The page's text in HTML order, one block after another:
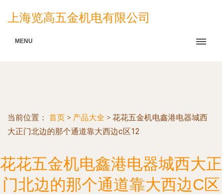
上海览高五金机电有限公司
MENU
当前位置： 首页 > 产品大全 > 花花五金机电鑫港电器城西
大正门北边的那个通道靠大西边c区12
花花五金机电鑫港电器城西大正
门北边的那个通道靠大西边C区